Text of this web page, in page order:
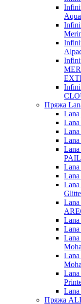
Пряжа
Lana
Пряжа